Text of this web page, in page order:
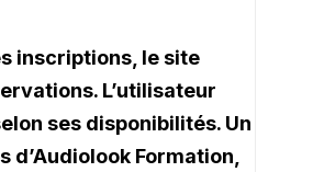
inscriptions, le site
L’utilisateur
ses disponibilités. Un
Formation,